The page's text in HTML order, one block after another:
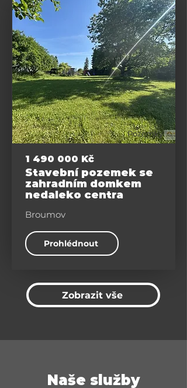
Pozemky
1 490 000 Kč
Stavební pozemek se
zahradním domkem
nedaleko centra
Broumov
Prohlédnout
Zobrazit vše
Naše služby